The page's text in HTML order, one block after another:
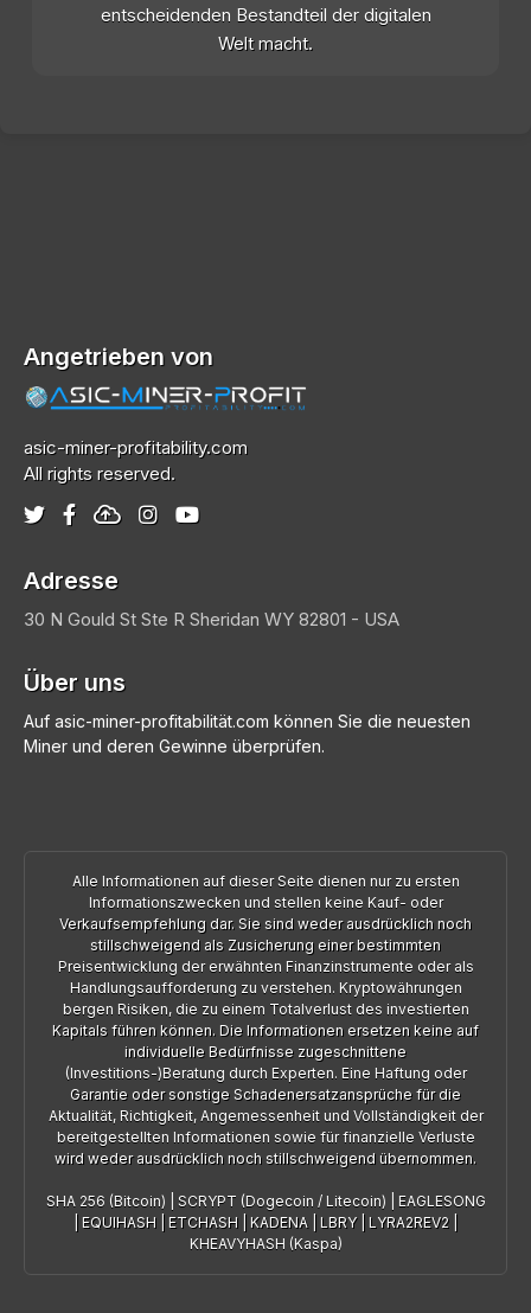
entscheidenden Bestandteil der digitalen
Welt macht.
Angetrieben von
asic-miner-profitability.com
All rights reserved.
Adresse
30 N Gould St Ste R Sheridan WY 82801 - USA
Über uns
Auf asic-miner-profitabilität.com können Sie die neuesten
Miner und deren Gewinne überprüfen.
Alle Informationen auf dieser Seite dienen nur zu ersten
Informationszwecken und stellen keine Kauf- oder
Verkaufsempfehlung dar. Sie sind weder ausdrücklich noch
stillschweigend als Zusicherung einer bestimmten
Preisentwicklung der erwähnten Finanzinstrumente oder als
Handlungsaufforderung zu verstehen. Kryptowährungen
bergen Risiken, die zu einem Totalverlust des investierten
Kapitals führen können. Die Informationen ersetzen keine auf
individuelle Bedürfnisse zugeschnittene
(Investitions-)Beratung durch Experten. Eine Haftung oder
Garantie oder sonstige Schadenersatzansprüche für die
Aktualität, Richtigkeit, Angemessenheit und Vollständigkeit der
bereitgestellten Informationen sowie für finanzielle Verluste
wird weder ausdrücklich noch stillschweigend übernommen.
SHA 256 (Bitcoin) SCRYPT (Dogecoin / Litecoin)
EAGLESONG
EQUIHASH ETCHASH KADENA LBRY| LYRA2REV2
KHEAVYHASH (Kaspa)